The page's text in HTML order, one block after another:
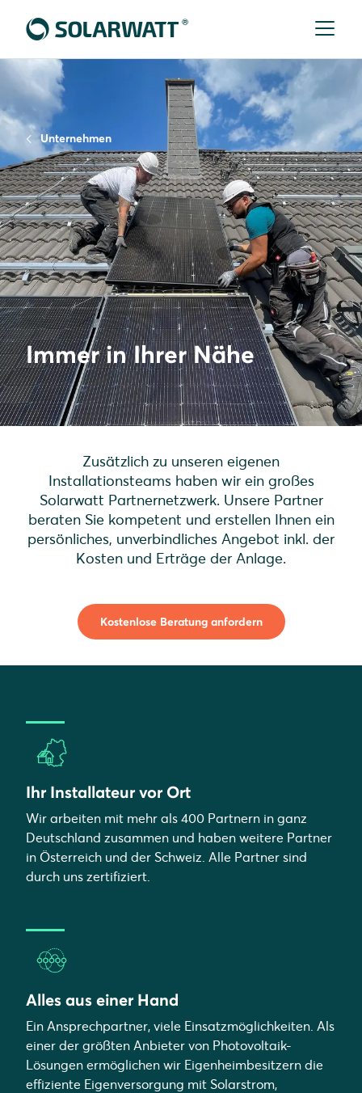
Unternehmen
Immer in Ihrer Nähe
Zusätzlich zu unseren eigenen
Installationsteams haben wir ein großes
Solarwatt Partnernetzwerk. Unsere Partner
beraten Sie kompetent und erstellen Ihnen ein
persönliches, unverbindliches Angebot inkl. der
Kosten und Erträge der Anlage.
Kostenlose Beratung anfordern
Ihr Installateur vor Ort
Wir arbeiten mit mehr als 400 Partnern in ganz
Deutschland zusammen und haben weitere Partner
in Österreich und der Schweiz. Alle Partner sind
durch uns zertifiziert.
Alles aus einer Hand
Ein Ansprechpartner, viele Einsatzmöglichkeiten. Als
einer der größten Anbieter von Photovoltaik-
Lösungen ermöglichen wir Eigenheimbesitzern die
effiziente Eigenversorgung mit Solarstrom,